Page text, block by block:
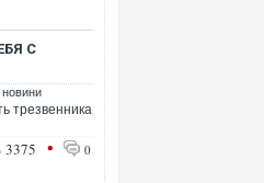
С
новини
трезвенника
3375 • 0